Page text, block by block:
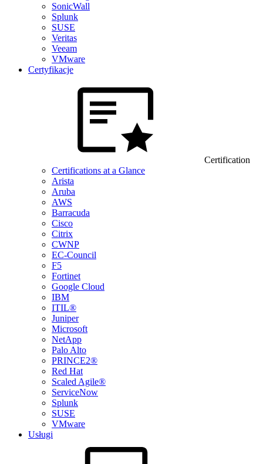
SonicWall
Splunk
SUSE
Veritas
Veeam
VMware
Certyfikacje
Certification
Certifications at a Glance
Arista
Aruba
AWS
Barracuda
Cisco
Citrix
CWNP
EC-Council
F5
Fortinet
Google Cloud
IBM
ITIL®
Juniper
Microsoft
NetApp
Palo Alto
PRINCE2®
Red Hat
Scaled Agile®
ServiceNow
Splunk
SUSE
VMware
Usługi